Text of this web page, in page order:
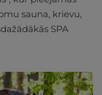
sauna, krievu,
SPA